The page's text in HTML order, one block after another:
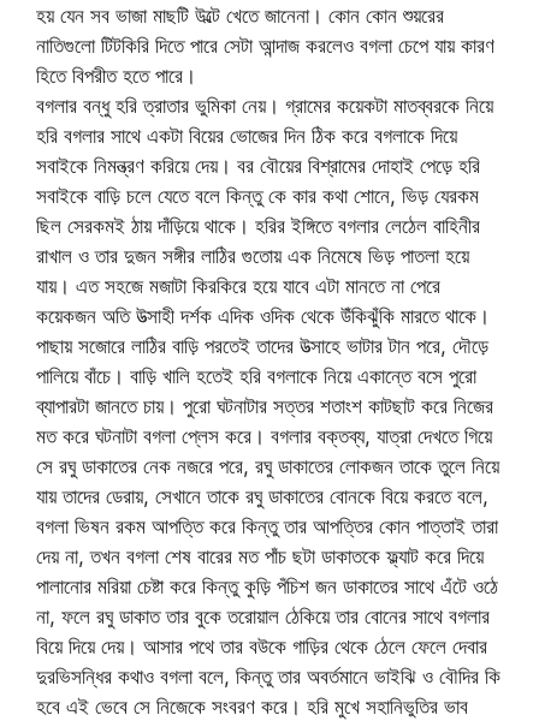
হয় যেন সব ভাজা মাছটি উল্টে খেতে জানেনা। কোন কোন শুয়রের
নাতিগুলো টিটকিরি দিতে পারে সেটা আন্দাজ করলেও বগলা চেপে যায় কারণ
হিতে বিপরীত হতে পারে।
বগলার বন্ধু হরি ত্রাতার ভুমিকা নেয়। গ্রামের কয়েকটা মাতব্বরকে নিয়ে
হরি বগলার সাথে একটা বিয়ের ভোজের দিন ঠিক করে বগলাকে দিয়ে
সবাইকে নিমন্ত্রণ করিয়ে দেয়। বর বৌয়ের বিশ্রামের দোহাই পেড়ে হরি
সবাইকে বাড়ি চলে যেতে বলে কিন্তু কে কার কথা শোনে, ভিড় যেরকম
ছিল সেরকমই ঠায় দাঁড়িয়ে থাকে। হরির ইঙ্গিতে বগলার লেঠেল বাহিনীর
রাখাল ও তার দুজন সঙ্গীর লাঠির গুতোয় এক নিমেষে ভিড় পাতলা হয়ে
যায়। এত সহজে মজাটা কিরকিরে হয়ে যাবে এটা মানতে না পেরে
কয়েকজন অতি উত্সাহী দর্শক এদিক ওদিক থেকে উঁকিঝুঁকি মারতে থাকে।
পাছায় সজোরে লাঠির বাড়ি পরতেই তাদের উত্সাহে ভাটার টান পরে, দৌড়ে
পালিয়ে বাঁচে। বাড়ি খালি হতেই হরি বগলাকে নিয়ে একান্তে বসে পুরো
ব্যাপারটা জানতে চায়। পুরো ঘটনাটার সত্তর শতাংশ কাটছাট করে নিজের
মত করে ঘটনাটা বগলা প্লেস করে। বগলার বক্তব্য, যাত্রা দেখতে গিয়ে
সে রঘু ডাকাতের নেক নজরে পরে, রঘু ডাকাতের লোকজন তাকে তুলে নিয়ে
যায় তাদের ডেরায়, সেখানে তাকে রঘু ডাকাতের বোনকে বিয়ে করতে বলে,
বগলা ভিষন রকম আপত্তি করে কিন্তু তার আপত্তির কোন পাত্তাই তারা
দেয় না, তখন বগলা শেষ বারের মত পাঁচ ছটা ডাকাতকে ফ্ল্যাট করে দিয়ে
পালানোর মরিয়া চেষ্টা করে কিন্তু কুড়ি পঁচিশ জন ডাকাতের সাথে এঁটে ওঠে
না, ফলে রঘু ডাকাত তার বুকে তরোয়াল ঠেকিয়ে তার বোনের সাথে বগলার
বিয়ে দিয়ে দেয়। আসার পথে তার বউকে গাড়ির থেকে ঠেলে ফেলে দেবার
দুরভিসন্ধির কথাও বগলা বলে, কিন্তু তার অবর্তমানে ভাইঝি ও বৌদির কি
হবে এই ভেবে সে নিজেকে সংবরণ করে। হরি মুখে সহানিভুতির ভাব